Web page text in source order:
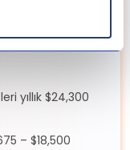
yıllık $24,300
– $18,500